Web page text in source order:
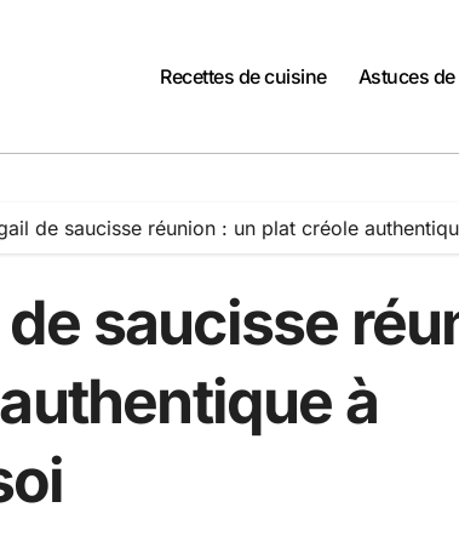
Recettes de cuisine Astuces
de saucisse réunion : un plat créole
saucisse
à